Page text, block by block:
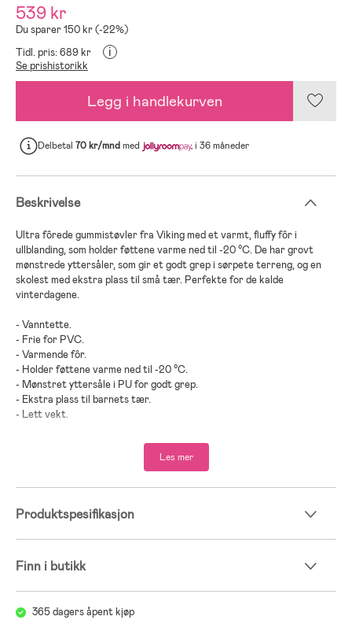
539 kr
Du sparer 150 kr (-22%)
Tidl. pris: 689 kr
i
Se prishistorikk
Legg i handlekurven
Delbetal 70 kr/mndmed i 36 måneder
Beskrivelse
Ultra fôrede gummistøvler fra Viking med et varmt, fluffy fôr i
ullblanding, som holder føttene varme ned til -20 °C. De har grovt
mønstrede yttersåler, som gir et godt grep i sørpete terreng, og en
skolest med ekstra plass til små tær. Perfekte for de kalde
vinterdagene.
- Vanntette.
- Frie for PVC.
- Varmende fôr.
- Holder føttene varme ned til -20 °C.
- Mønstret yttersåle i PU for godt grep.
- Ekstra plass til barnets tær.
- Lett vekt.
- Anses av Testfakta.se å være den beste vinterskoen med god
varme, godt grep og høy vanntetthet.
- Fôr: ullblanding, polyester.
Les mer
Produktspesifikasjon
Finn i butikk
365 dagers åpent kjøp